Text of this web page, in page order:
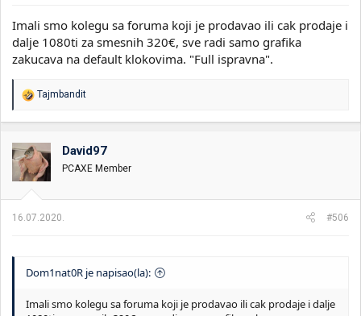
Imali smo kolegu sa foruma koji je prodavao ili cak prodaje i
dalje 1080ti za smesnih 320€, sve radi samo grafika
zakucava na default klokovima. "Full ispravna".
R
a
o
v
a
n
:
Tajmbandit
David97
PCAXE Member
16.07.2020. #506
Dom1nat0R je napisao(la):
Imali smo kolegu sa foruma koji je prodavao ili cak prodaje i dalje